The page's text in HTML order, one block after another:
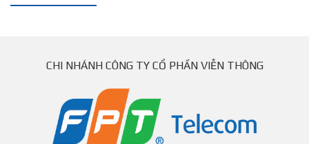
CHI NHÁNH CÔNG TY CỔ PHẦN VIỄN THÔNG